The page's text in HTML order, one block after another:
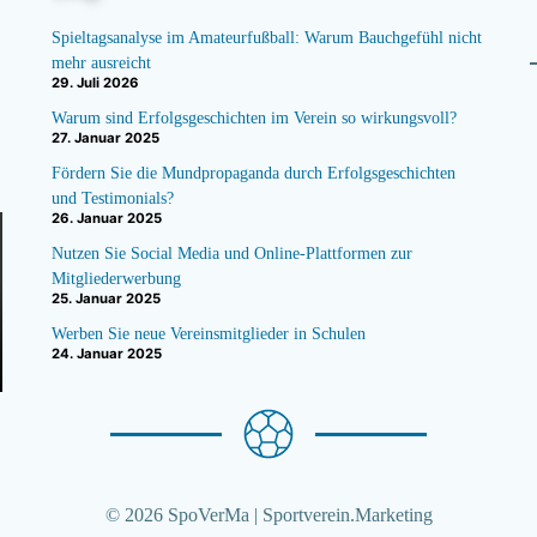
Spieltagsanalyse im Amateurfußball: Warum Bauchgefühl nicht
mehr ausreicht
29. Juli 2026
Warum sind Erfolgsgeschichten im Verein so wirkungsvoll?
27. Januar 2025
Fördern Sie die Mundpropaganda durch Erfolgsgeschichten
und Testimonials?
26. Januar 2025
Nutzen Sie Social Media und Online-Plattformen zur
Mitgliederwerbung
25. Januar 2025
Werben Sie neue Vereinsmitglieder in Schulen
24. Januar 2025
© 2026 SpoVerMa | Sportverein.Marketing